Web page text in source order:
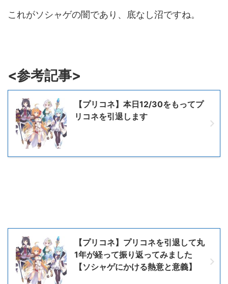
これがソシャゲの闇であり、底なし沼ですね。
<参考記事>
【プリコネ】本日12/30をもってプ
リコネを引退します
【プリコネ】プリコネを引退して丸
1年が経って振り返ってみました
【ソシャゲにかける熱意と意義】